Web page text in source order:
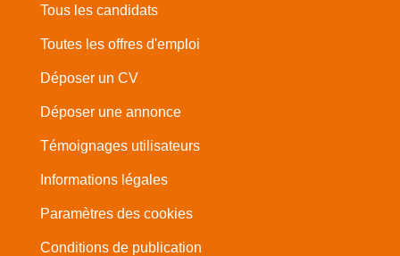
Tous les candidats
Toutes les offres d'emploi
Déposer un CV
Déposer une annonce
Témoignages utilisateurs
Informations légales
Paramètres des cookies
Conditions de publication